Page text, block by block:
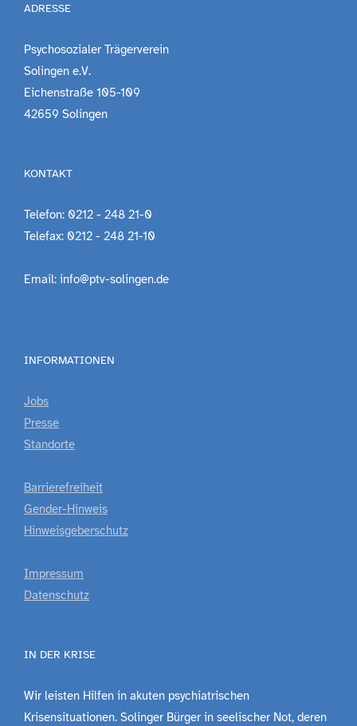
ADRESSE
Psychosozialer Trägerverein
Solingen e.V.
Eichenstraße 105-109
42659 Solingen
KONTAKT
Telefon: 0212 - 248 21-0
Telefax: 0212 - 248 21-10
Email: info@ptv-solingen.de
INFORMATIONEN
Jobs
Presse
Standorte
Barrierefreiheit
Gender-Hinweis
Hinweisgeberschutz
Impressum
Datenschutz
IN DER KRISE
Wir leisten Hilfen in akuten psychiatrischen
Krisensituationen. Solinger Bürger in seelischer Not, deren